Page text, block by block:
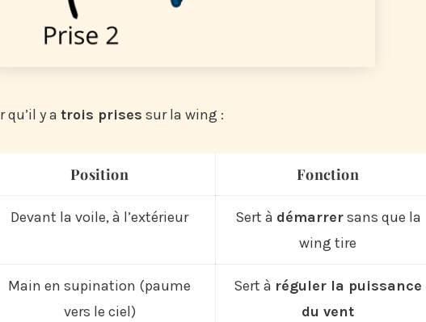
y a trois prises sur la wing :
Position Fonction
Devant la voile, à l’extérieur Sert à démarrersans que la
wing tire
Main en supination (paume
vers le ciel)
Sert à réguler la puissance
du vent